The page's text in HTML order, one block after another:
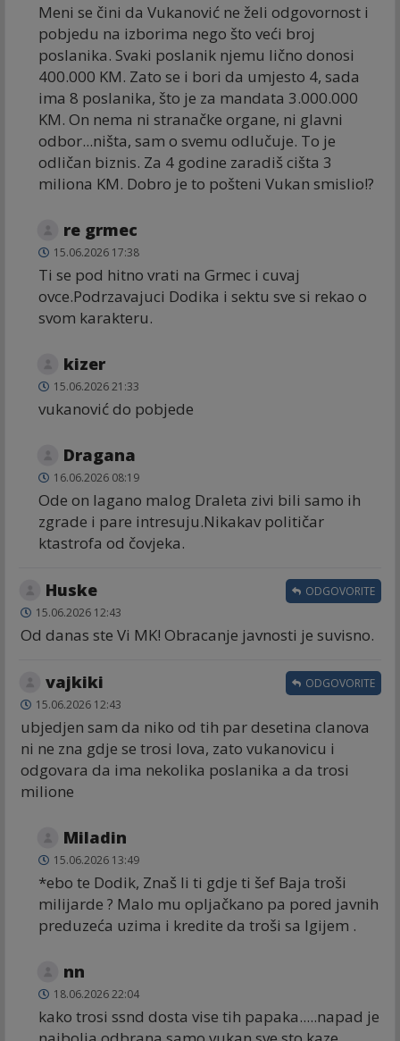
Meni se čini da Vukanović ne želi odgovornost i
pobjedu na izborima nego što veći broj
poslanika. Svaki poslanik njemu lično donosi
400.000 KM. Zato se i bori da umjesto 4, sada
ima 8 poslanika, što je za mandata 3.000.000
KM. On nema ni stranačke organe, ni glavni
odbor...ništa, sam o svemu odlučuje. To je
odličan biznis. Za 4 godine zaradiš cišta 3
miliona KM. Dobro je to pošteni Vukan smislio!?
re grmec
15.06.2026 17:38
Ti se pod hitno vrati na Grmec i cuvaj
ovce.Podrzavajuci Dodika i sektu sve si rekao o
svom karakteru.
kizer
15.06.2026 21:33
vukanović do pobjede
Dragana
16.06.2026 08:19
Ode on lagano malog Draleta zivi bili samo ih
zgrade i pare intresuju.Nikakav političar
ktastrofa od čovjeka.
Huske
15.06.2026 12:43
Od danas ste Vi MK! Obracanje javnosti je suvisno.
ODGOVORITE
vajkiki
15.06.2026 12:43
ubjedjen sam da niko od tih par desetina clanova
ni ne zna gdje se trosi lova, zato vukanovicu i
odgovara da ima nekolika poslanika a da trosi
milione
ODGOVORITE
Miladin
15.06.2026 13:49
*ebo te Dodik, Znaš li ti gdje ti šef Baja troši
milijarde ? Malo mu opljačkano pa pored javnih
preduzeća uzima i kredite da troši sa Igijem .
nn
18.06.2026 22:04
kako trosi ssnd dosta vise tih papaka.....napad je